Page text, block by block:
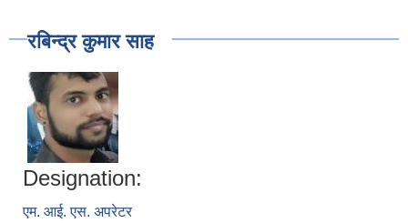
रबिन्द्र कुमार साह
Designation:
एम. आई. एस. अपरेटर